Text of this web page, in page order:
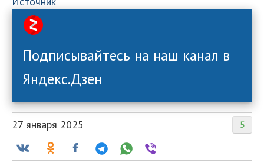
Подписывайтесь на наш канал в
Яндекс.Дзен
5
27 января 2025